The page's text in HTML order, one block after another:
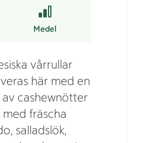
Medel
vårrullar
här med en
cashewnötter
fräscha
salladslök,